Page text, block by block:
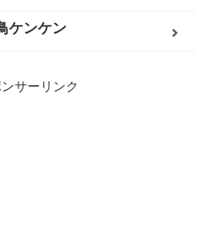
ケンケン
サーリンク